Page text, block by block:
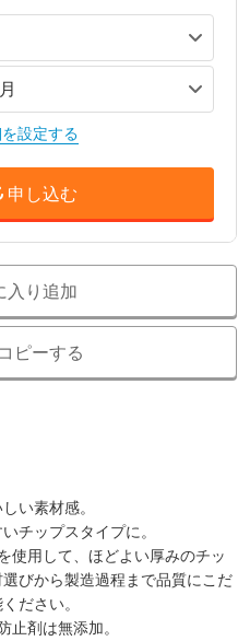
設定する
申し込む
入り追加
ピーする
い素材感。
チップスタイプに。
使用して、ほどよい厚みのチッ
びから製造過程まで品質にこだ
ださい。
剤は無添加。